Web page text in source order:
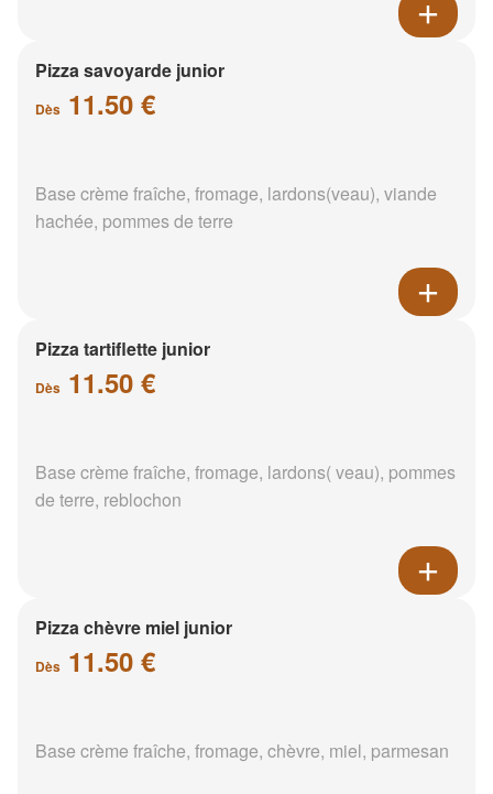
Pizza savoyarde junior
Dès 11.50 €
Base crème fraîche, fromage, lardons(veau), viande
hachée, pommes de terre
Pizza tartiflette junior
Dès 11.50 €
Base crème fraîche, fromage, lardons( veau), pommes
de terre, reblochon
Pizza chèvre miel junior
Dès 11.50 €
Base crème fraîche, fromage, chèvre, miel, parmesan